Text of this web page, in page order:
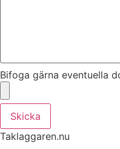
Bifoga gärna eventuella
Skicka
Taklaggaren.nu